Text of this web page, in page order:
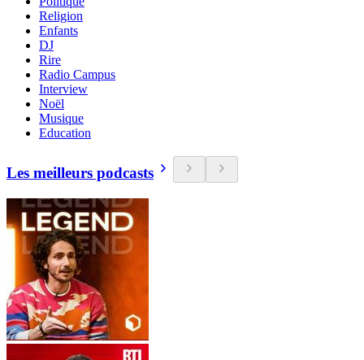
Religion
Enfants
DJ
Rire
Radio Campus
Interview
Noël
Musique
Education
Les meilleurs podcasts